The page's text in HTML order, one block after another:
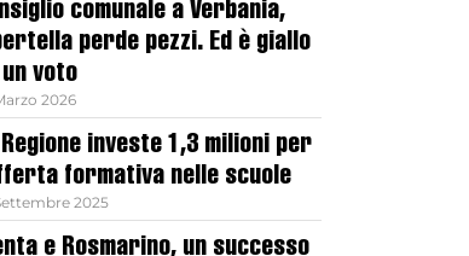
comunale a Verbania,
perde pezzi. Ed è giallo
voto
2026
investe 1,3 milioni per
formativa nelle scuole
2025
e Rosmarino, un successo